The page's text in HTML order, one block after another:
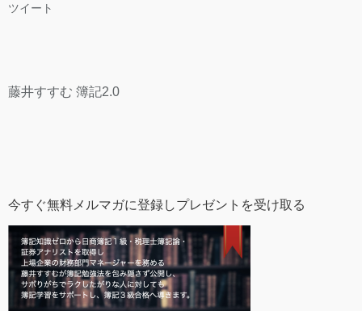
ツイート
藤井すすむ 簿記2.0
今すぐ無料メルマガに登録しプレゼントを受け取る